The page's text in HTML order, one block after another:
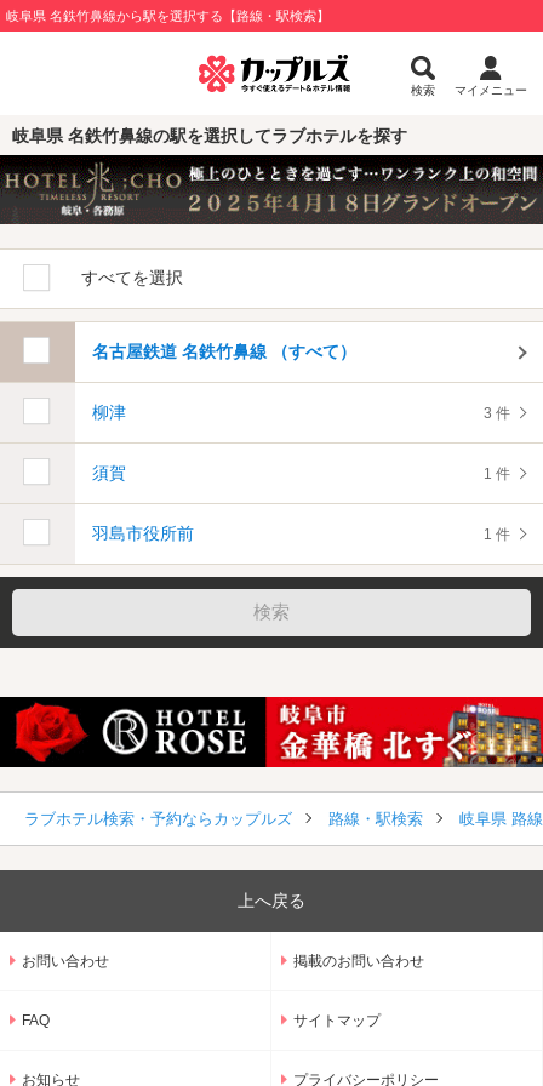
岐阜県 名鉄竹鼻線から駅を選択する【路線・駅検索】
検索 マイメニュー
岐阜県 名鉄竹鼻線の駅を選択してラブホテルを探す
すべてを選択
名古屋鉄道 名鉄竹鼻線 （すべて）
柳津 3 件
須賀 1 件
羽島市役所前 1 件
ラブホテル検索・予約ならカップルズ 路線・駅検索 岐阜県 路
上へ戻る
お問い合わせ 掲載のお問い合わせ
FAQ サイトマップ
お知らせ プライバシーポリシー